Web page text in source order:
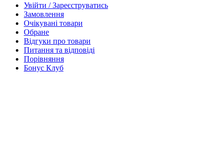
Увійти / Зареєструватись
Замовлення
Очікувані товари
Обране
Відгуки про товари
Питання та відповіді
Порівняння
Бонус Клуб